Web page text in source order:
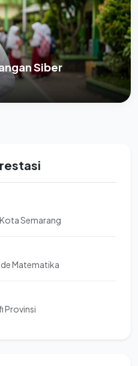
Siber
Semarang
Matematika
Provinsi